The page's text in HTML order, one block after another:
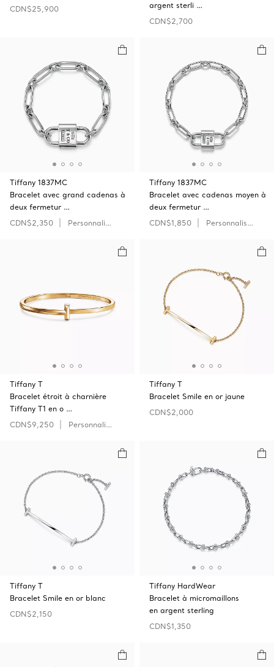
CDN$25,900
argent sterli …
CDN$2,700
Tiffany 1837MC
Bracelet avec grand cadenas à
deux fermetur …
CDN$2,350
Personnaliser
Tiffany 1837MC
Bracelet avec cadenas moyen à
deux fermetur …
CDN$1,850
Personnaliser
Tiffany T
Bracelet étroit à charnière
Tiffany T1 en o …
CDN$9,250
Personnaliser
Tiffany T
Bracelet Smile en or jaune
CDN$2,000
Tiffany T
Bracelet Smile en or blanc
CDN$2,150
Tiffany HardWear
Bracelet à micromaillons
en argent sterling
CDN$1,350